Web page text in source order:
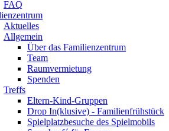
FAQ
Aktuelles
Allgemein
Über das Familienzentrum
Team
Raumvermietung
Spenden
Treffs
Eltern-Kind-Gruppen
Drop In(klusive) - Familienfrühstück
Spielplatzbesuche des Spielmobils